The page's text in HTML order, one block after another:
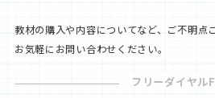
教材の購入や内容についてなど、ご不明点
お気軽にお問い合わせください。
フリーダイヤル